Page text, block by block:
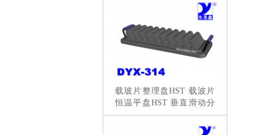
载玻片整理盘HST 载波片
恒温平盘HST 垂直滑动分
拣